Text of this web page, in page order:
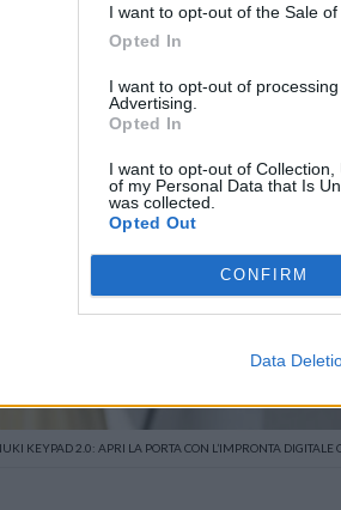
I want to opt-out of the Sale of
Opted In
I want to opt-out of
Advertising.
Opted In
I want to opt-out of
of my Personal Data that Is
was collected.
Opted Out
CONFIRM
Data
KEYPAD 2.0: APRI LA PORTA CON L’IMPRONTA DIGITALE